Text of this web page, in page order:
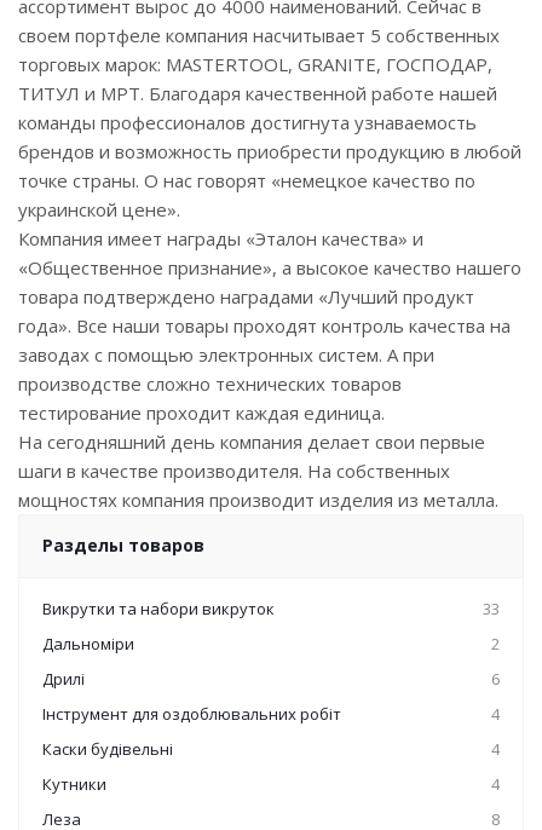
ассортимент вырос до 4000 наименований. Сейчас в
своем портфеле компания насчитывает 5 собственных
торговых марок: MASTERTOOL, GRANITE, ГОСПОДАР,
ТИТУЛ и MPT. Благодаря качественной работе нашей
команды профессионалов достигнута узнаваемость
брендов и возможность приобрести продукцию в любой
точке страны. О нас говорят «немецкое качество по
украинской цене».
Компания имеет награды «Эталон качества» и
«Общественное признание», а высокое качество нашего
товара подтверждено наградами «Лучший продукт
года». Все наши товары проходят контроль качества на
заводах с помощью электронных систем. А при
производстве сложно технических товаров
тестирование проходит каждая единица.
На сегодняшний день компания делает свои первые
шаги в качестве производителя. На собственных
мощностях компания производит изделия из металла.
Разделы товаров
Викрутки та набори викруток
33
Дальноміри
2
Дрилі
6
Інструмент для оздоблювальних робіт
4
Каски будівельні
4
Кутники
4
Леза
8